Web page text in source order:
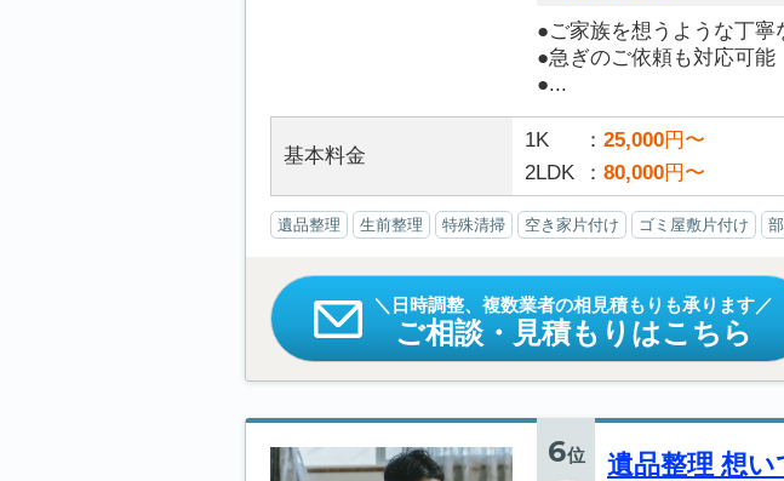
●ご家族を想うような丁寧
●急ぎのご依頼も対応可能
●...
基本料金
1K 25,000円〜
2LDK
80,000円〜
遺品整理 生前整理 特殊清掃 空き家片付け ゴミ屋敷片付け
日時調整、複数業者の相見積もりも承ります
ご相談・見積もりはこちら
6位 遺品整理 想い